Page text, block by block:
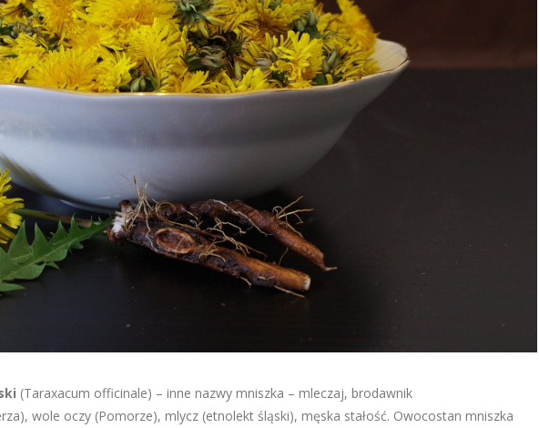
(Taraxacum officinale) – inne nazwy mniszka – mleczaj, brodawnik
wole oczy (Pomorze), mlycz (etnolekt śląski), męska stałość. Owocostan mniszka